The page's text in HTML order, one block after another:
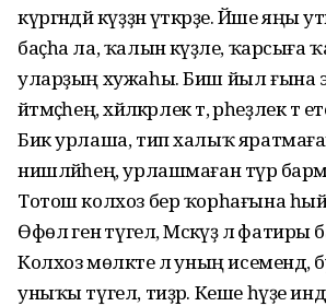
күргәндәй күҙҙән үткәрҙе. Йәше яңы
баҫһа ла, ҡалын кәүҙәле,
уларҙың хужаһы. Биш йыл ғына
әйтмәҫһең, хәйләкәрлек тә, әрһеҙлек тә
Бик урлаша, тип халыҡ
нишләйһең, урлашмаған түрә
Тотош колхоз бер ҡорһағына
Өфөлә генә түгел, Мәскәүҙә лә
Колхоз мөлкәте лә уның
уныҡы түгел, тиҙәр. Кеше һүҙе